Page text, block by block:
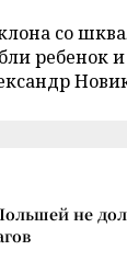
со
ребенок
не